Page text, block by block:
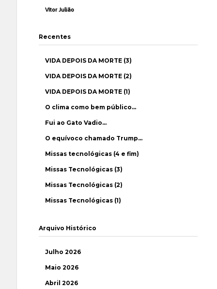
Vítor Julião
Recentes
VIDA DEPOIS DA MORTE (3)
VIDA DEPOIS DA MORTE (2)
VIDA DEPOIS DA MORTE (1)
O clima como bem público…
Fui ao Gato Vadio…
O equívoco chamado Trump…
Missas tecnológicas (4 e fim)
Missas Tecnológicas (3)
Missas Tecnológicas (2)
Missas Tecnológicas (1)
Arquivo Histórico
Julho 2026
Maio 2026
Abril 2026